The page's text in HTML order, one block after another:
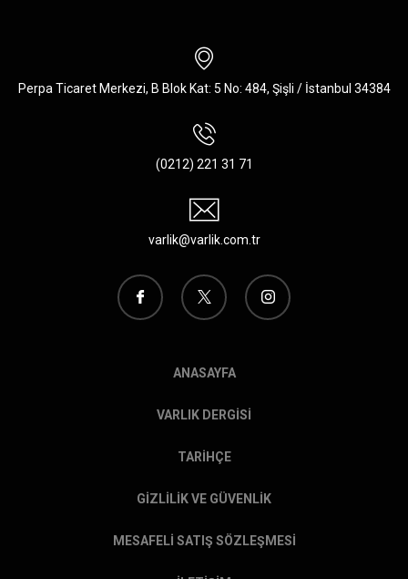
Perpa Ticaret Merkezi, B Blok Kat: 5 No: 484, Şişli / İstanbul 34384
(0212) 221 31 71
varlik@varlik.com.tr
ANASAYFA
VARLIK DERGİSİ
TARİHÇE
GİZLİLİK VE GÜVENLİK
MESAFELİ SATIŞ SÖZLEŞMESİ